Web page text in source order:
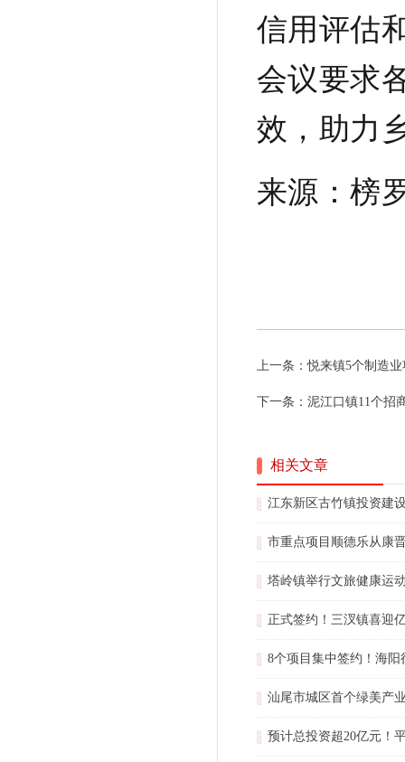
信用评估
会议要求
效，助力
来源：榜
上一条：悦来镇5个制造
下一条： 泥江口镇11个招
相关文章
江东新区古竹镇投资建
市重点项目顺德乐从康
塔岭镇举行文旅健康运
正式签约！三汊镇喜迎
8个项目集中签约！海阳
汕尾市城区首个绿美产
预计总投资超20亿元！